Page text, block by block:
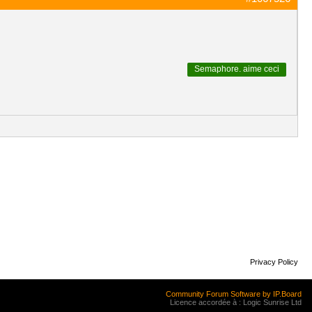
Semaphore. aime ceci
Privacy Policy
Community Forum Software by IP.Board
Licence accordée à : Logic Sunrise Ltd